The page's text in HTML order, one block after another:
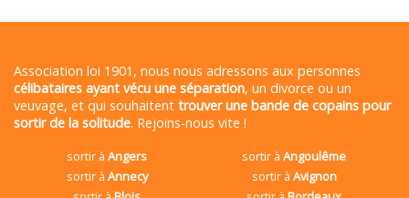
Association loi 1901, nous nous adressons aux personnes
célibataires ayant vécu une séparation, un divorce ou un
veuvage, et qui souhaitent trouver une bande de copains pour
sortir de la solitude. Rejoins-nous vite !
sortir àAngers sortir àAngoulême
sortir à Annecy sortir à Avignon